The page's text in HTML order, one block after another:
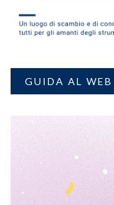
GUIDA AL WEB